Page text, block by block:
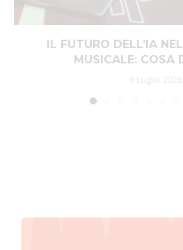
IL FUTURO DELL’IA
MUSICALE: COSA
6 Luglio 2026